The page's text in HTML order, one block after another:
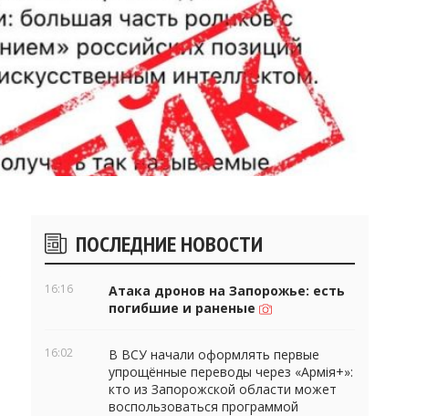
Боковые
виджеты
ПОСЛЕДНИЕ НОВОСТИ
16:16
Атака дронов на Запорожье: есть
погибшие и раненые
16:02
В ВСУ начали оформлять первые
упрощённые переводы через «Армія+»:
кто из Запорожской области может
воспользоваться программой